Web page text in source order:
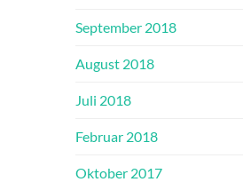
September 2018
August 2018
Juli 2018
Februar 2018
Oktober 2017